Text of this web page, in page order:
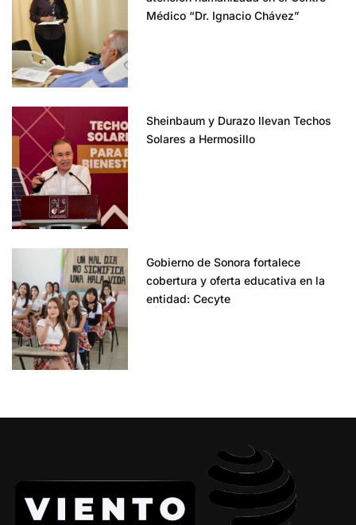
Médico “Dr. Ignacio Chávez”
Sheinbaum y Durazo llevan Techos
Solares a Hermosillo
Gobierno de Sonora fortalece
cobertura y oferta educativa en la
entidad: Cecyte